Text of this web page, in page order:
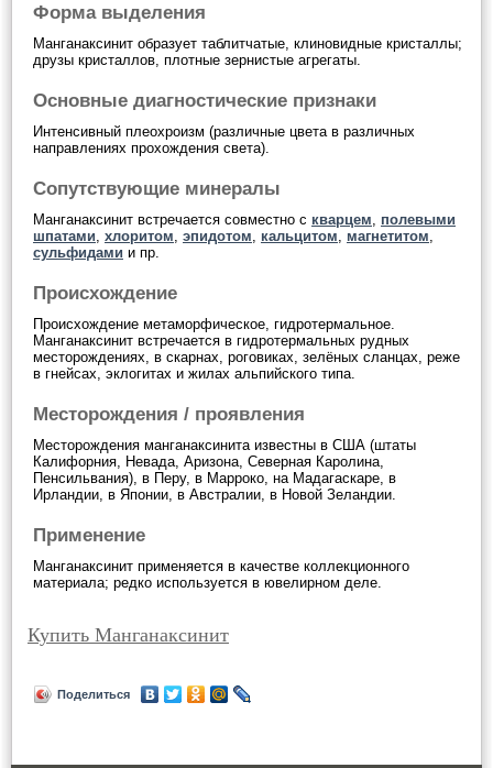
Форма выделения
Манганаксинит образует таблитчатые, клиновидные кристаллы;
друзы кристаллов, плотные зернистые агрегаты.
Основные диагностические признаки
Интенсивный плеохроизм (различные цвета в различных
направлениях прохождения света).
Сопутствующие минералы
Манганаксинит встречается совместно с кварцем
полевыми
шпатами хлоритом эпидотом кальцитом магнетитом
сульфидами и пр.
Происхождение
Происхождение метаморфическое, гидротермальное.
Манганаксинит встречается в гидротермальных рудных
месторождениях, в скарнах, роговиках, зелёных сланцах, реже
в гнейсах, эклогитах и жилах альпийского типа.
Месторождения / проявления
Месторождения манганаксинита известны в США (штаты
Калифорния, Невада, Аризона, Северная Каролина,
Пенсильвания), в Перу, в Марроко, на Мадагаскаре, в
Ирландии, в Японии, в Австралии, в Новой Зеландии.
Применение
Манганаксинит применяется в качестве коллекционного
материала; редко используется в ювелирном деле.
Купить Манганаксинит
Поделиться